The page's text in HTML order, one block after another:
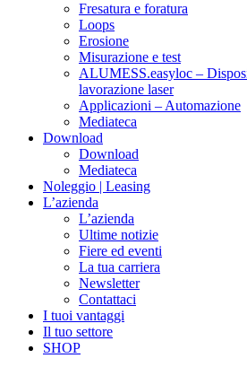
Fresatura e foratura
Loops
Erosione
Misurazione e test
ALUMESS.easyloc –
lavorazione laser
Applicazioni – Automazione
Mediateca
Download
Download
Mediateca
Noleggio | Leasing
L’azienda
L’azienda
Ultime notizie
Fiere ed eventi
La tua carriera
Newsletter
Contattaci
I tuoi vantaggi
Il tuo settore
SHOP